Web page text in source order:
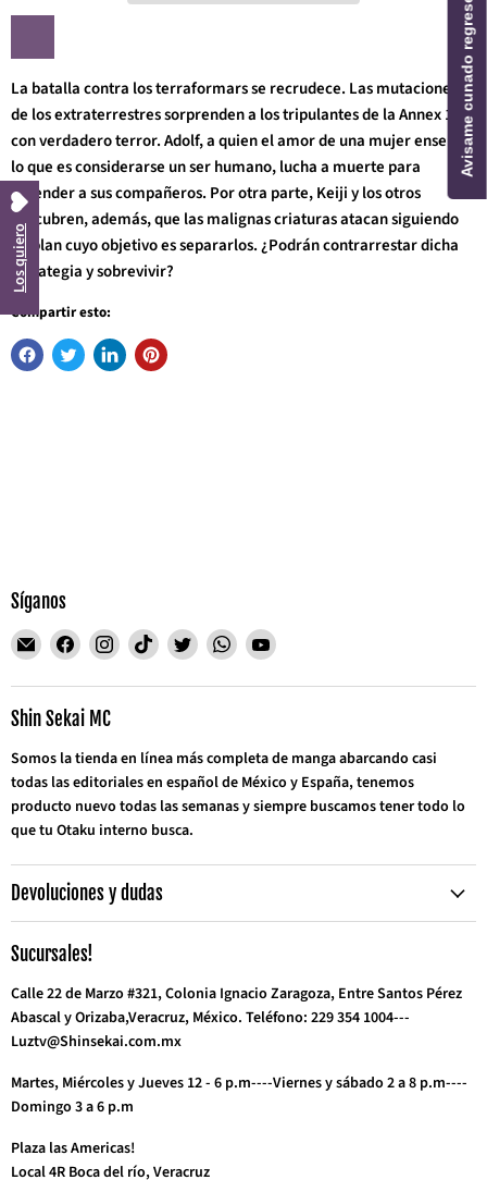
La batalla contra los terraformars se recrudece. Las mutaciones
de los extraterrestres sorprenden a los tripulantes de la Annex 1
con verdadero terror. Adolf, a quien el amor de una mujer enseñó
lo que es considerarse un ser humano, lucha a muerte para
defender a sus compañeros. Por otra parte, Keiji y los otros
descubren, además, que las malignas criaturas atacan siguiendo
un plan cuyo objetivo es separarlos. ¿Podrán contrarrestar dicha
estrategia y sobrevivir?
Compartir esto:
Síganos
Encuéntrenos
Correo
electrónico
Encuéntrenos
Facebook
Encuéntrenos
Instagram
Encuéntrenos
TikTok
Encuéntrenos
Twitter
Encuéntrenos
WhatsApp
Encuéntrenos
YouTube
Shin Sekai MC
Somos la tienda en línea más completa de manga abarcando casi
todas las editoriales en español de México y España, tenemos
producto nuevo todas las semanas y siempre buscamos tener todo lo
que tu Otaku interno busca.
Devoluciones y dudas
Sucursales!
Calle 22 de Marzo #321, Colonia Ignacio Zaragoza, Entre Santos Pérez
Abascal y Orizaba,Veracruz, México. Teléfono: 229 354 1004---
Luztv@Shinsekai.com.mx
Martes, Miércoles y Jueves 12 - 6 p.m----Viernes y sábado 2 a 8 p.m----
Domingo 3 a 6 p.m
Plaza las Americas!
Local 4R Boca del río, Veracruz
Los quiero
Avisame cunado regrese